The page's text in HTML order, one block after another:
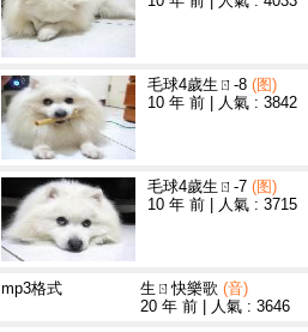
毛球4歲生ㄖ-8 (图)
10 年 前
人氣 : 3842
毛球4歲生ㄖ-7 (图)
10 年 前
人氣 : 3715
mp3格式 生ㄖ快樂歌 (音)
20 年 前
人氣 : 3646